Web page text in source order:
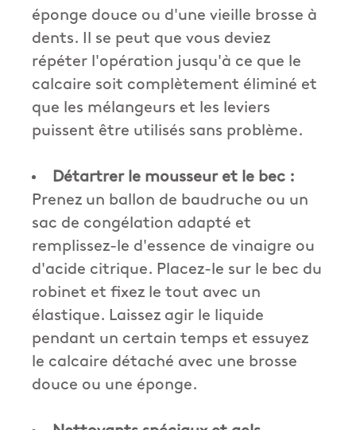
éponge douce ou d'une vieille brosse à
dents. Il se peut que vous deviez
répéter l'opération jusqu'à ce que le
calcaire soit complètement éliminé et
que les mélangeurs et les leviers
puissent être utilisés sans problème.
Détartrer le mousseur et le bec :
Prenez un ballon de baudruche ou un
sac de congélation adapté et
remplissez-le d'essence de vinaigre ou
d'acide citrique. Placez-le sur le bec du
robinet et fixez le tout avec un
élastique. Laissez agir le liquide
pendant un certain temps et essuyez
le calcaire détaché avec une brosse
douce ou une éponge.